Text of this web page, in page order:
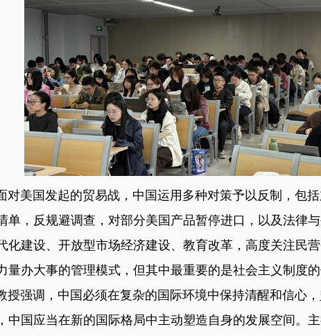
美国发起的贸易战，中国运用多种对策予以反制，包括
单，反规避调查，对部分美国产品暂停进口，以及法律
化建设、开放型市场经济建设、教育改革，高度关注民
量办大事的管理模式，但其中最重要的是社会主义制度
强调，中国必须在复杂的国际环境中保持清醒和信心，
中国应当在新的国际格局中主动塑造自身的发展空间。